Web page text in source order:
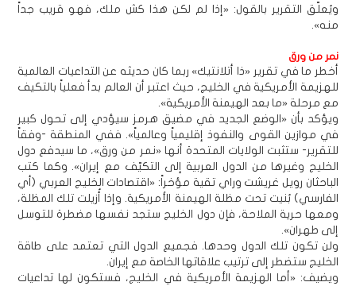
ويُعلّق التقرير بالقول: «إذا لم لكن هذا كش ملك، فهو قريب جداً
منه».
نمر من ورق
أخطر ما في تقرير «ذا أتلانتيك» ربما كان حديثه عن التداعيات العالمية
للهزيمة الأمريكية في الخليج، حيث اعتبر أن العالم بدأ فعلياً بالتكيف
مع مرحلة «ما بعد الهيمنة الأمريكية».
ويؤكد بأن «الوضع الجديد في مضيق هرمز سيؤدي إلى تحول كبير
في موازين القوى والنفوذ إقليمياً وعالمياً». ففي المنطقة -وفقاً
للتقرير- ستثبت الولايات المتحدة أنها «نمر من ورق»، ما سيدفع دول
الخليج وغيرها من الدول العربية إلى التكيّف مع إيران». وكما كتب
الباحثان رويل غريشت وراي تقية مؤخراً: «اقتصادات الخليج العربي (أي
الفارسي) بُنيت تحت مظلة الهيمنة الأمريكية. وإذا أُزيلت تلك المظلة،
ومعها حرية الملاحة، فإن دول الخليج ستجد نفسها مضطرة للتوسل
إلى طهران».
ولن تكون تلك الدول وحدها. فجميع الدول التي تعتمد على طاقة
الخليج ستضطر إلى ترتيب علاقاتها الخاصة مع إيران.
ويضيف: «أما الهزيمة الأمريكية في الخليج، فستكون لها تداعيات